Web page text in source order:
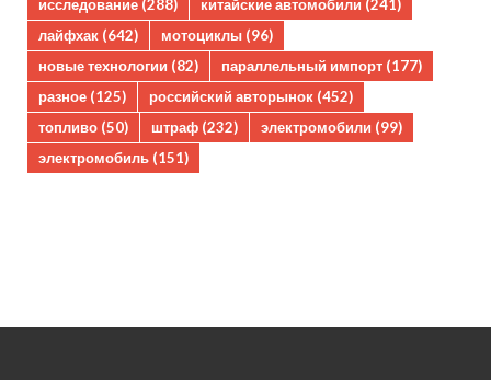
исследование (288) китайские автомобили (241)
лайфхак (642) мотоциклы (96)
новые технологии (82) параллельный импорт (177)
разное (125) российский авторынок (452)
топливо (50) штраф (232) электромобили (99)
электромобиль (151)